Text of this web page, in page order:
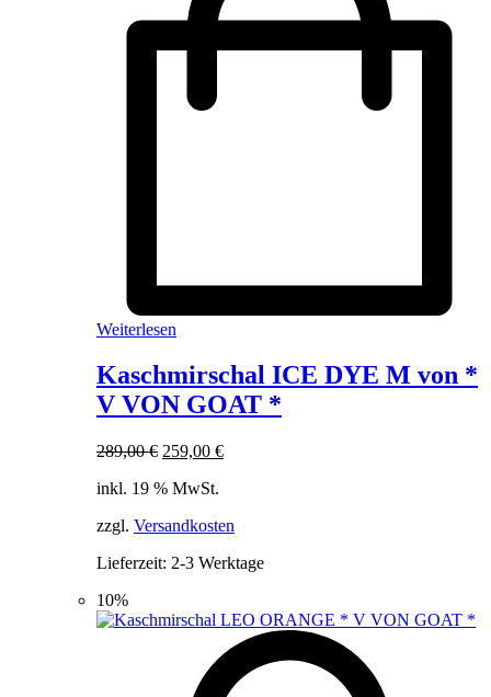
Weiterlesen
Kaschmirschal ICE DYE M von *
V VON GOAT *
289,00€ Ursprünglicher
war:
259,00 €Aktueller
inkl. 19 % MwSt.
zzgl. Versandkosten
Lieferzeit: 2-3 Werktage
10%